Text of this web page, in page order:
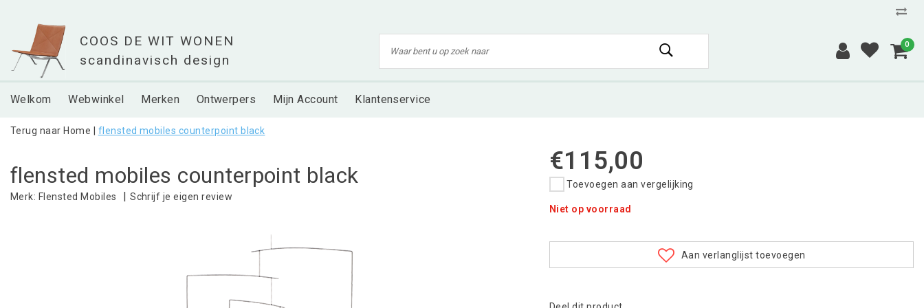
0
Welkom Webwinkel Merken Ontwerpers Mijn Account Klantenservice
Terug naar Home flensted mobiles counterpoint black
flensted mobiles counterpoint black
Merk: Flensted Mobiles |Schrijf je eigen review
€115,00
Toevoegen aan vergelijking
Niet op voorraad
Aan verlanglijst toevoegen